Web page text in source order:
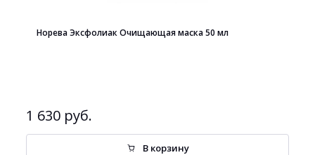
Норева Эксфолиак Очищающая маска 50 мл
1 630 руб.
В корзину